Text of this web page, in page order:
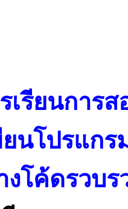
เรียนการ
ยนโปรแก
โค้ดรวบร